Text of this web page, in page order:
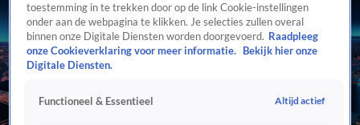
toestemming in te trekken door op de link Cookie-instellingen
onder aan de webpagina te klikken. Je selecties zullen overal
binnen onze Digitale Diensten worden doorgevoerd. Raadpleeg
onze Cookieverklaring voor meer informatie.
Bekijk hier onze
Digitale Diensten.
Functioneel & Essentieel Altijd actief